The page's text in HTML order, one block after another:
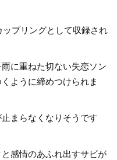
プリングとして収録され
に重ねた切ない失恋ソン
ように締めつけられま
まらなくなりそうです
感情のあふれ出すサビが